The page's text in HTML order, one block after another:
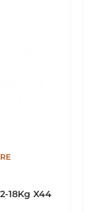
18Kg X44